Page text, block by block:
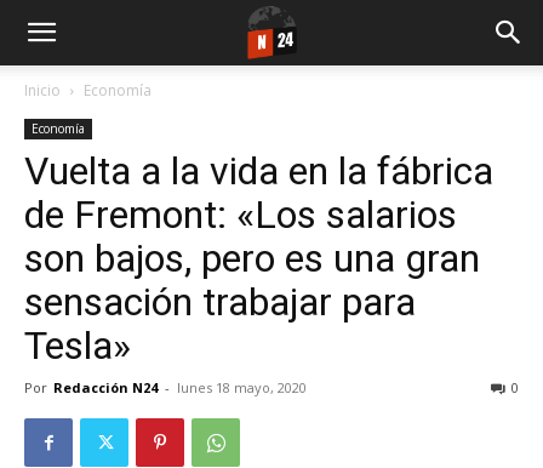
Inicio Economía
Economía
Vuelta a la vida en la fábrica
de Fremont: «Los salarios
son bajos, pero es una gran
sensación trabajar para
Tesla»
Por Redacción N24 - lunes 18 mayo, 2020 0